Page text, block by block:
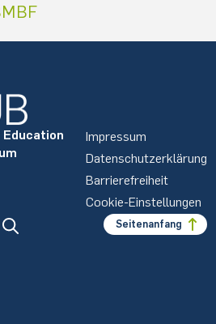
Impressum
Datenschutzerklärung
Barrierefreiheit
Cookie-Einstellungen
Seitenanfang